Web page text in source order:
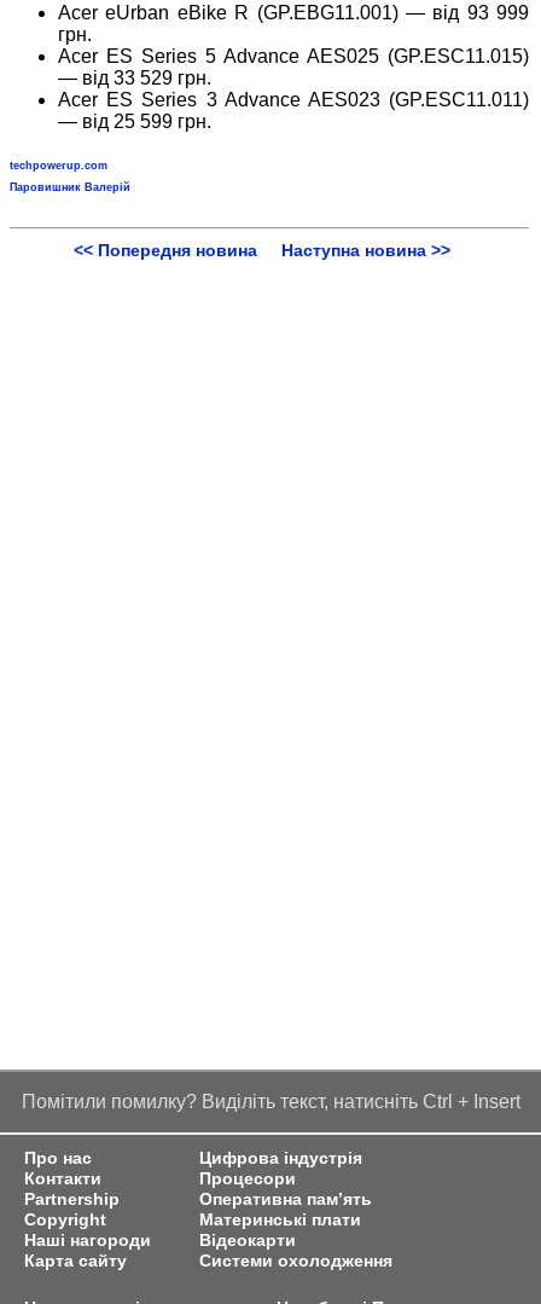
Acer eUrban eBike R (GP.EBG11.001) — від 93 999
грн.
Acer ES Series 5 Advance AES025 (GP.ESC11.015)
— від 33 529 грн.
Acer ES Series 3 Advance AES023 (GP.ESC11.011)
— від 25 599 грн.
techpowerup.com
Паровишник Валерій
<< Попередня новина Наступна новина >>
Помітили помилку? Виділіть текст, натисніть Ctrl + Insert
Про нас
Контакти
Partnership
Copyright
Наші нагороди
Карта сайту
Цифрова індустрія
Процесори
Оперативна пам’ять
Материнські плати
Відеокарти
Системи охолодження